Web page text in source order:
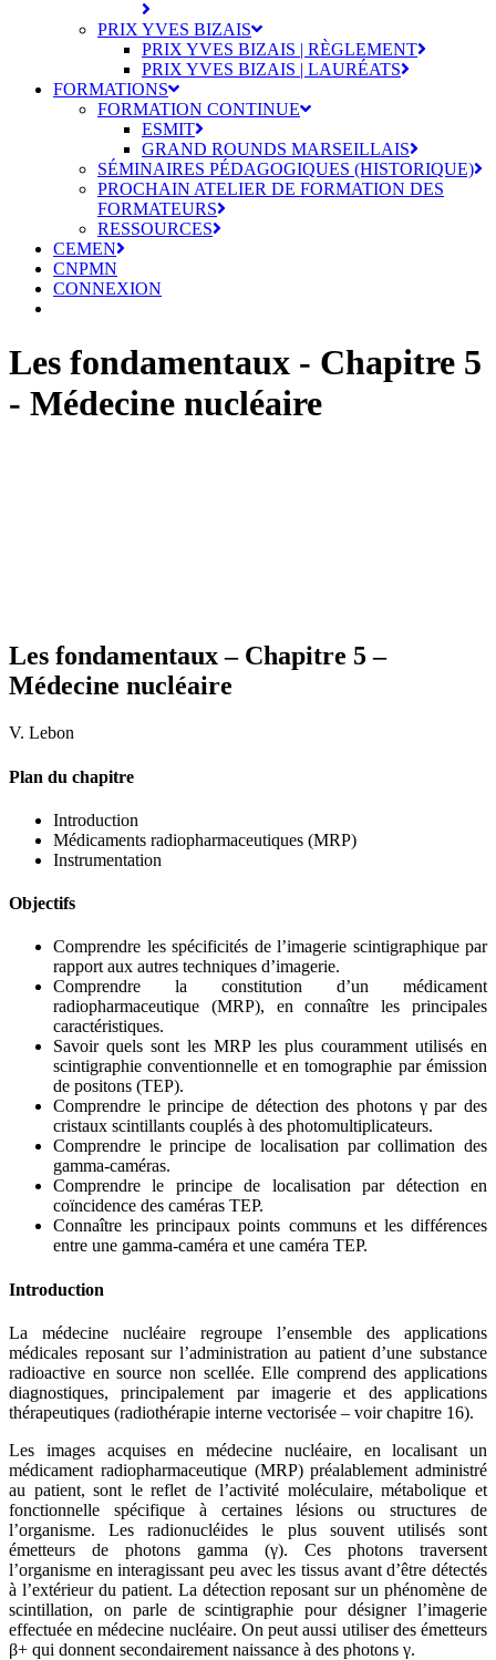
PRIX YVES BIZAIS
PRIX YVES BIZAIS | RÈGLEMENT
PRIX YVES BIZAIS | LAURÉATS
FORMATIONS
FORMATION CONTINUE
ESMIT
GRAND ROUNDS MARSEILLAIS
SÉMINAIRES PÉDAGOGIQUES (HISTORIQUE)
PROCHAIN ATELIER DE FORMATION DES
FORMATEURS
RESSOURCES
CEMEN
CNPMN
CONNEXION
Les fondamentaux - Chapitre 5
- Médecine nucléaire
Les fondamentaux – Chapitre 5 –
Médecine nucléaire
V. Lebon
Plan du chapitre
Introduction
Médicaments radiopharmaceutiques (MRP)
Instrumentation
Objectifs
Comprendre les spécificités de l’imagerie scintigraphique par
rapport aux autres techniques d’imagerie.
Comprendre la constitution d’un médicament
radiopharmaceutique (MRP), en connaître les principales
caractéristiques.
Savoir quels sont les MRP les plus couramment utilisés en
scintigraphie conventionnelle et en tomographie par émission
de positons (TEP).
Comprendre le principe de détection des photons γ par des
cristaux scintillants couplés à des photomultiplicateurs.
Comprendre le principe de localisation par collimation des
gamma-caméras.
Comprendre le principe de localisation par détection en
coïncidence des caméras TEP.
Connaître les principaux points communs et les différences
entre une gamma-caméra et une caméra TEP.
Introduction
La médecine nucléaire regroupe l’ensemble des applications
médicales reposant sur l’administration au patient d’une substance
radioactive en source non scellée. Elle comprend des applications
diagnostiques, principalement par imagerie et des applications
thérapeutiques (radiothérapie interne vectorisée – voir chapitre 16).
Les images acquises en médecine nucléaire, en localisant un
médicament radiopharmaceutique (MRP) préalablement administré
au patient, sont le reflet de l’activité moléculaire, métabolique et
fonctionnelle spécifique à certaines lésions ou structures de
l’organisme. Les radionucléides le plus souvent utilisés sont
émetteurs de photons gamma (γ). Ces photons traversent
l’organisme en interagissant peu avec les tissus avant d’être détectés
à l’extérieur du patient. La détection reposant sur un phénomène de
scintillation, on parle de scintigraphie pour désigner l’imagerie
effectuée en médecine nucléaire. On peut aussi utiliser des émetteurs
β+ qui donnent secondairement naissance à des photons γ.